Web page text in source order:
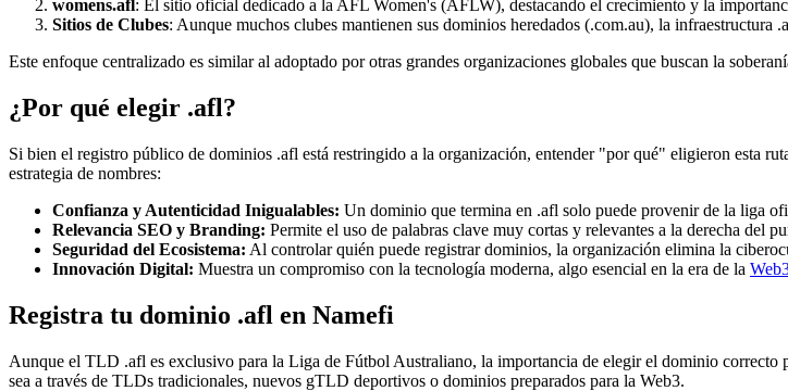
womens.afl: El sitio oficial dedicado a la AFL Women's (AFLW), destacando el crecimiento y la
Sitios de Clubes: Aunque muchos clubes mantienen sus dominios heredados (.com.au), la
Este enfoque centralizado es similar al adoptado por otras grandes organizaciones globales que buscan la
¿Por qué elegir .afl?
Si bien el registro público de dominios .afl está restringido a la organización, entender "por qué" eligieron esta
estrategia de nombres:
Confianza y Autenticidad Inigualables: Un dominio que termina en .afl solo puede provenir de la liga
Relevancia SEO y Branding: Permite el uso de palabras clave muy cortas y relevantes a la derecha del
Seguridad del Ecosistema: Al controlar quién puede registrar dominios, la organización elimina la
Innovación Digital: Muestra un compromiso con la tecnología moderna, algo esencial en la era de la
Registra tu dominio .afl en Namefi
Aunque el TLD .afl es exclusivo para la Liga de Fútbol Australiano, la importancia de elegir el dominio correcto
sea a través de TLDs tradicionales, nuevos gTLD deportivos o dominios preparados para la Web3.